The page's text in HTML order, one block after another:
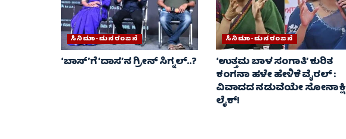
ಸಿನಿಮಾ-ಮನರಂಜನೆ
‘ಬಾಸ್’ಗೆ ‘ದಾಸ’ನ ಗ್ರೀನ್ ಸಿಗ್ನಲ್..?
ಸಿನಿಮಾ-ಮನರಂಜನೆ
‘ಉತ್ತಮ ಬಾಳ ಸಂಗಾತಿ’ ಕುರಿತ
ಕಂಗನಾ ಹಳೇ ಹೇಳಿಕೆ ವೈರಲ್ :
ವಿವಾದದ ನಡುವೆಯೇ ಸೋನಾಕ್ಷಿ
ಲೈಕ್!